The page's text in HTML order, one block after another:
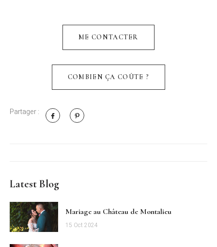
ME CONTACTER
COMBIEN ÇA COÛTE ?
Partager :
Latest Blog
Mariage au Château de Montalieu
15 Oct 2024